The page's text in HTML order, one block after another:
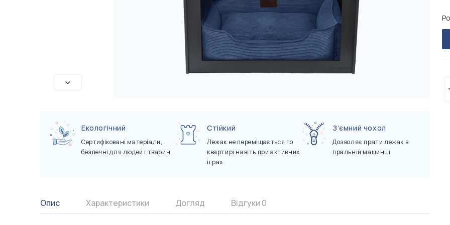
Керамічна миска для собак Cacao
Ceramic Bowl
Плед
Керамічна миска для кішок Cacao
Ceramic Bowl
Екологічний
Сертифіковані матеріали,
безпечні для людей і тварин
Стійкий
Лежак не переміщається по
квартирі навіть при активних
іграх
Зʼємний чохол
Дозволяє прати лежак в
пральній машинці
Опис Характеристики Догляд Відгуки 0